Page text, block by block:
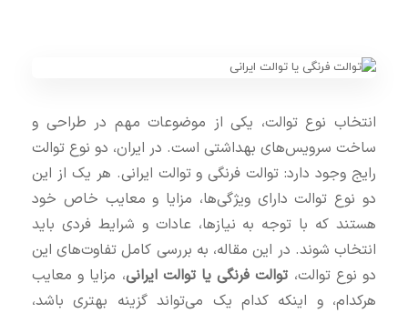
انتخاب نوع توالت، یکی از موضوعات مهم در طراحی و
ساخت سرویس‌های بهداشتی است. در ایران، دو نوع توالت
رایج وجود دارد: توالت فرنگی و توالت ایرانی. هر یک از این
دو نوع توالت دارای ویژگی‌ها، مزایا و معایب خاص خود
هستند که با توجه به نیازها، عادات و شرایط فردی باید
انتخاب شوند. در این مقاله، به بررسی کامل تفاوت‌های این
دو نوع توالت، توالت فرنگی یا توالت ایرانی، مزایا و معایب
هرکدام، و اینکه کدام یک می‌تواند گزینه بهتری باشد،